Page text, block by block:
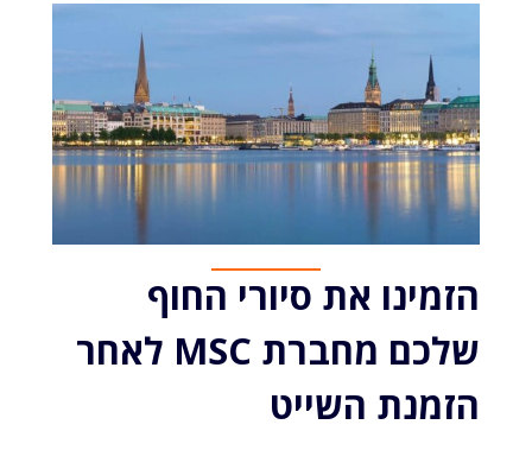
הזמינו את סיורי החוף
שלכם מחברת MSC לאחר
הזמנת השייט